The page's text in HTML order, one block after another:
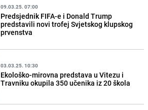
09.03.25. 07:00
Predsjednik FIFA-e i Donald Trump
predstavili novi trofej Svjetskog klupskog
prvenstva
03.03.25. 10:30
Ekološko-mirovna predstava u Vitezu i
Travniku okupila 350 učenika iz 20 škola